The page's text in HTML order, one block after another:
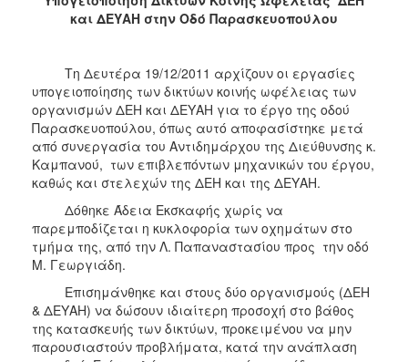
2017
2015
2013
2012
2011
2010
2006
ΤΟΠΟΣ
και ΔΕΥΑΗ στην Οδό Παρασκευοπούλου
Τη Δευτέρα 19/12/2011 αρχίζουν οι εργασίες
υπογειοποίησης των δικτύων κοινής ωφέλειας των
οργανισμών ΔΕΗ και ΔΕΥΑΗ για το έργο της οδού
Παρασκευοπούλου, όπως αυτό αποφασίστηκε μετά
από συνεργασία του Αντιδημάρχου της Διεύθυνσης κ.
Καμπανού, των επιβλεπόντων μηχανικών του έργου,
καθώς και στελεχών της ΔΕΗ και της ΔΕΥΑΗ.
Δόθηκε Άδεια Εκσκαφής χωρίς να
παρεμποδίζεται η κυκλοφορία των οχημάτων στο
τμήμα της, από την Λ. Παπαναστασίου προς την οδό
Μ. Γεωργιάδη.
Επισημάνθηκε και στους δύο οργανισμούς (ΔΕΗ
& ΔΕΥΑΗ) να δώσουν ιδιαίτερη προσοχή στο βάθος
της κατασκευής των δικτύων, προκειμένου να μην
παρουσιαστούν προβλήματα, κατά την ανάπλαση